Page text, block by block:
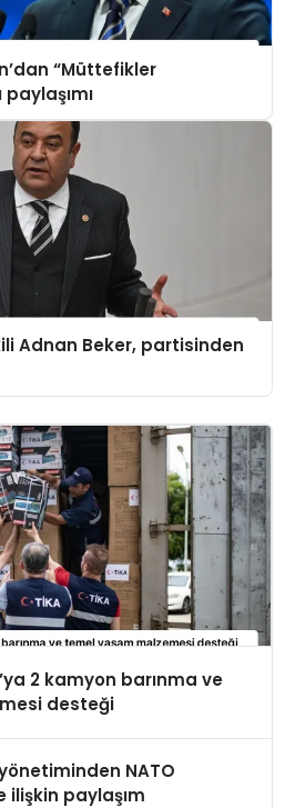
“Müttefikler
Adnan Beker, partisinden
2 kamyon barınma ve
desteği
NATO
ilişkin paylaşım